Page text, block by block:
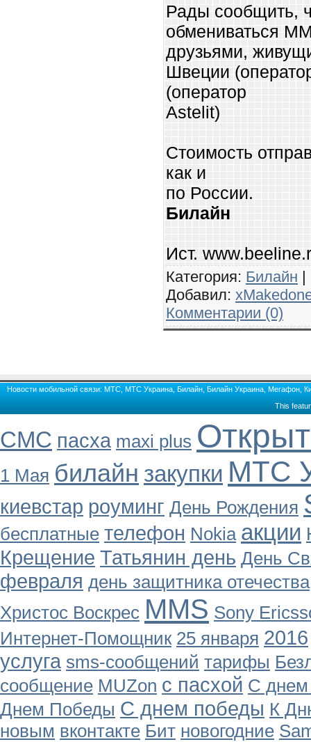
Рады сообщить,
обмениваться
друзьями,
Швеции
(оператор
Astelit)
Стоимость
как и
по России.
Билайн
Ист. www.
Категория: Билайн |
Добавил:
Комментарии (0)
Новости мобильной связи: МТС, МТС Украина, Билайн, Билайн Украина, Мегафон,
This
СМС пасха maxi plus
1 Мая билайн закупки МТС
киевстар роуминг День Рождения
бесплатные телефон Nokia акции
Крещение Татьянин день День
февраля день защитника отечества
Христос Воскрес MMS Sony
Интернет-Помощник 25 января 2016
услуга sms-сообщений тарифы
сообщение MUZon с пасхой С днем
Днем Победы С днем победы К
новым вконтакте Бит новогодние